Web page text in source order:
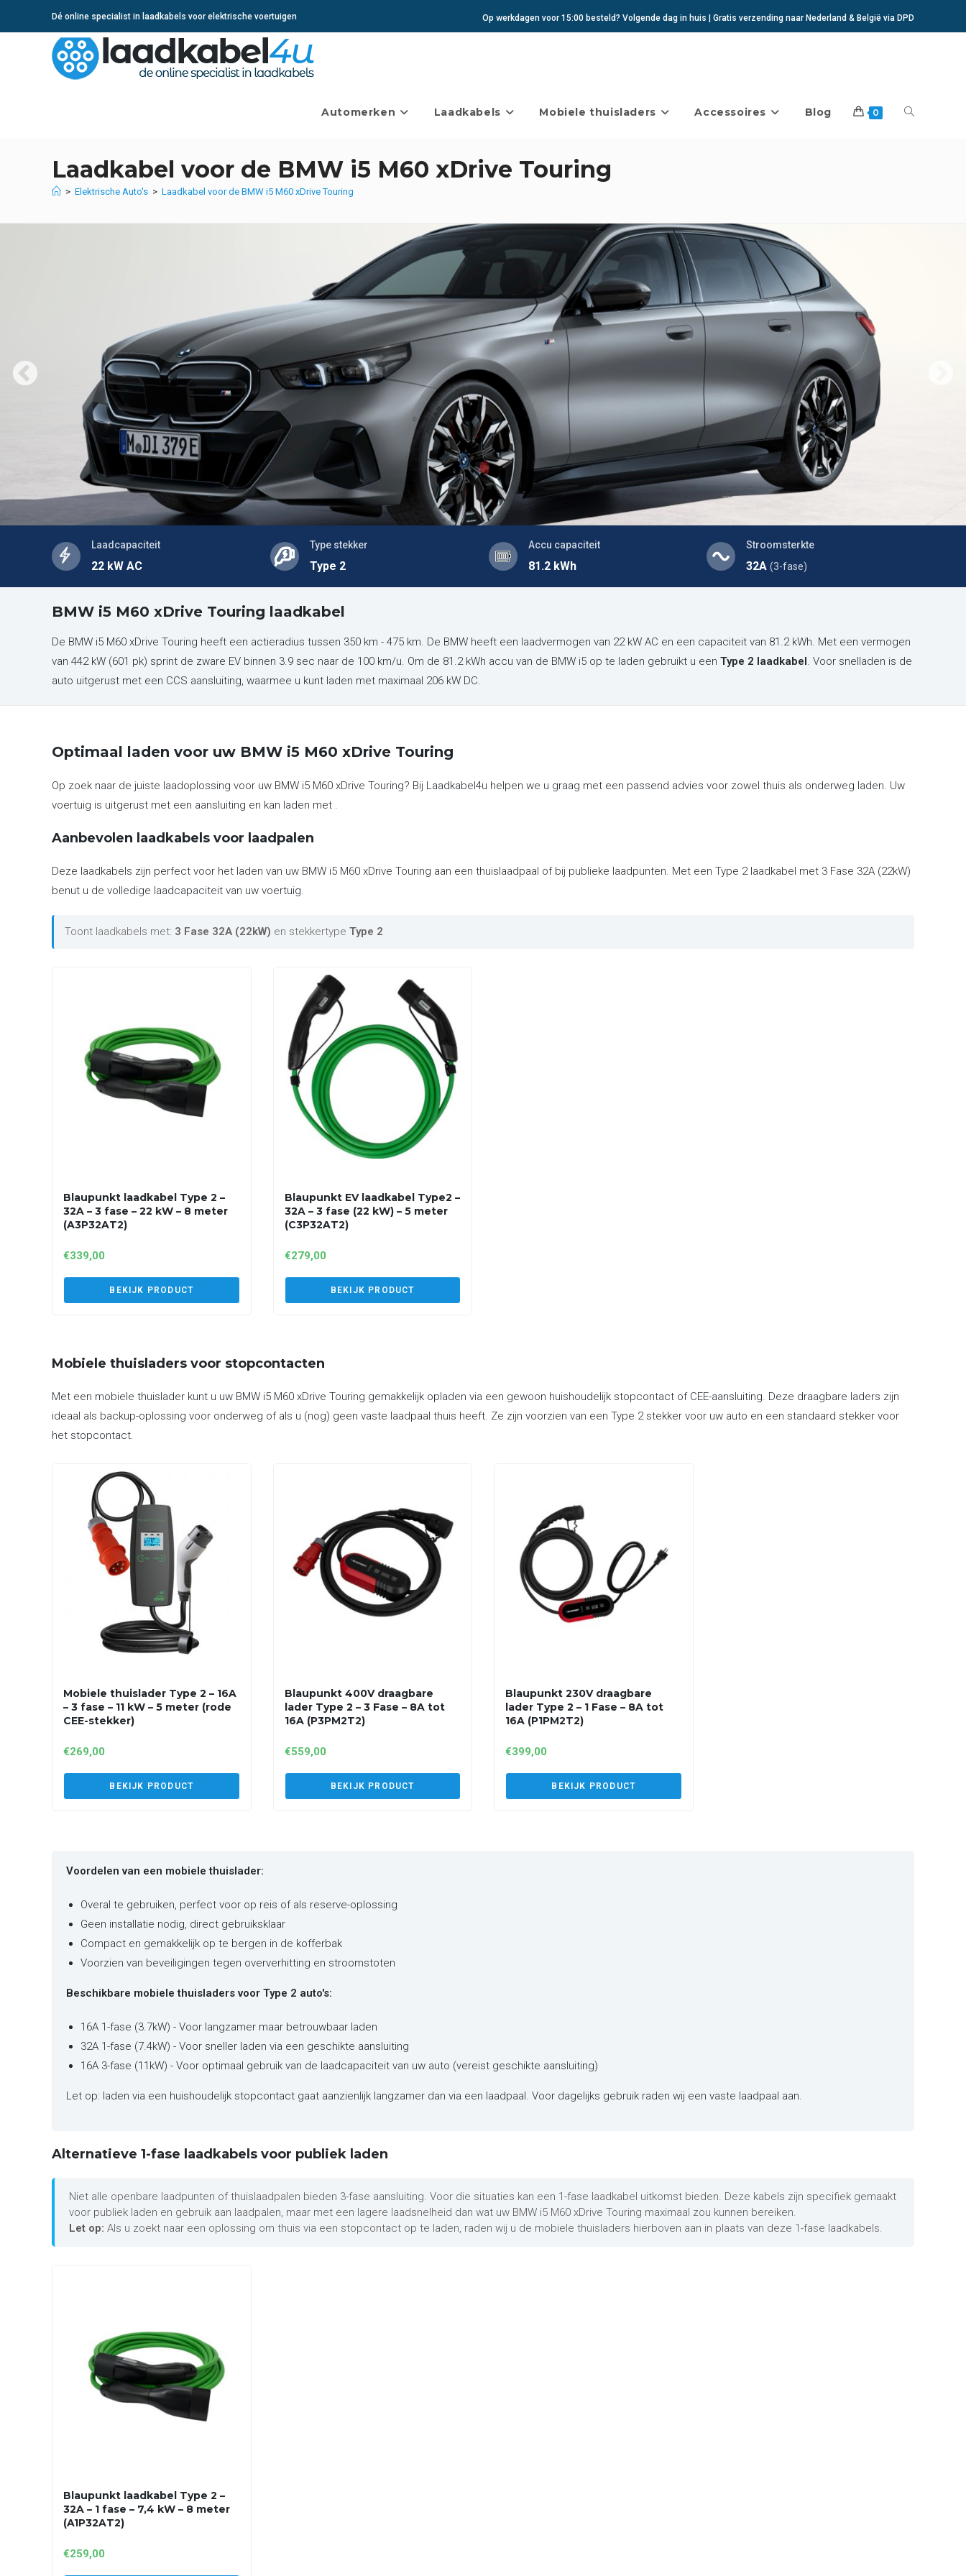
Dé online specialist in laadkabels voor elektrische voertuigen Op werkdagen voor 15:00 besteld? Volgende dag in huis | Gratis verzending naar Nederland & België via DPD
Automerken Laadkabels Mobiele thuisladers Accessoires Blog 0 Toggle
Laadkabel voor de BMW i5 M60 xDrive Touring
> Elektrische Auto's > Laadkabel voor de BMW i5 M60 xDrive Touring
Laadcapaciteit
22 kW AC
Type stekker
Type 2
Accu capaciteit
81.2 kWh
Stroomsterkte
32A(3-fase)
BMW i5 M60 xDrive Touring laadkabel
De BMW i5 M60 xDrive Touring heeft een actieradius tussen 350 km - 475 km. De BMW heeft een laadvermogen van 22 kW AC en een capaciteit van 81.2 kWh. Met een vermogen
van 442 kW (601 pk) sprint de zware EV binnen 3.9 sec naar de 100 km/u. Om de 81.2 kWh accu van de BMW i5 op te laden gebruikt u een Type 2 laadkabel. Voor snelladen is de
auto uitgerust met een CCS aansluiting, waarmee u kunt laden met maximaal 206 kW DC.
Optimaal laden voor uw BMW i5 M60 xDrive Touring
Op zoek naar de juiste laadoplossing voor uw BMW i5 M60 xDrive Touring? Bij Laadkabel4u helpen we u graag met een passend advies voor zowel thuis als onderweg laden. Uw
voertuig is uitgerust met een aansluiting en kan laden met .
Aanbevolen laadkabels voor laadpalen
Deze laadkabels zijn perfect voor het laden van uw BMW i5 M60 xDrive Touring aan een thuislaadpaal of bij publieke laadpunten. Met een Type 2 laadkabel met 3 Fase 32A (22kW)
benut u de volledige laadcapaciteit van uw voertuig.
Toont laadkabels met: 3 Fase 32A (22kW) en stekkertype Type 2
Blaupunkt laadkabel Type 2 –
32A – 3 fase – 22 kW – 8 meter
(A3P32AT2)
€339,00
BEKIJK PRODUCT
Blaupunkt EV laadkabel Type2 –
32A – 3 fase (22 kW) – 5 meter
(C3P32AT2)
€279,00
BEKIJK PRODUCT
Mobiele thuisladers voor stopcontacten
Met een mobiele thuislader kunt u uw BMW i5 M60 xDrive Touring gemakkelijk opladen via een gewoon huishoudelijk stopcontact of CEE-aansluiting. Deze draagbare laders zijn
ideaal als backup-oplossing voor onderweg of als u (nog) geen vaste laadpaal thuis heeft. Ze zijn voorzien van een Type 2 stekker voor uw auto en een standaard stekker voor
het stopcontact.
Mobiele thuislader Type 2 – 16A
– 3 fase – 11 kW – 5 meter (rode
CEE-stekker)
€269,00
BEKIJK PRODUCT
Blaupunkt 400V draagbare
lader Type 2 – 3 Fase – 8A tot
16A (P3PM2T2)
€559,00
BEKIJK PRODUCT
Blaupunkt 230V draagbare
lader Type 2 – 1 Fase – 8A tot
16A (P1PM2T2)
€399,00
BEKIJK PRODUCT
Voordelen van een mobiele thuislader:
Overal te gebruiken, perfect voor op reis of als reserve-oplossing
Geen installatie nodig, direct gebruiksklaar
Compact en gemakkelijk op te bergen in de kofferbak
Voorzien van beveiligingen tegen oververhitting en stroomstoten
Beschikbare mobiele thuisladers voor Type 2 auto's:
16A 1-fase (3.7kW) - Voor langzamer maar betrouwbaar laden
32A 1-fase (7.4kW) - Voor sneller laden via een geschikte aansluiting
16A 3-fase (11kW) - Voor optimaal gebruik van de laadcapaciteit van uw auto (vereist geschikte aansluiting)
Let op: laden via een huishoudelijk stopcontact gaat aanzienlijk langzamer dan via een laadpaal. Voor dagelijks gebruik raden wij een vaste laadpaal aan.
Alternatieve 1-fase laadkabels voor publiek laden
Niet alle openbare laadpunten of thuislaadpalen bieden 3-fase aansluiting. Voor die situaties kan een 1-fase laadkabel uitkomst bieden. Deze kabels zijn specifiek gemaakt
voor publiek laden en gebruik aan laadpalen, maar met een lagere laadsnelheid dan wat uw BMW i5 M60 xDrive Touring maximaal zou kunnen bereiken.
Let op: Als u zoekt naar een oplossing om thuis via een stopcontact op te laden, raden wij u de mobiele thuisladers hierboven aan in plaats van deze 1-fase laadkabels.
Blaupunkt laadkabel Type 2 –
32A – 1 fase – 7,4 kW – 8 meter
(A1P32AT2)
€259,00